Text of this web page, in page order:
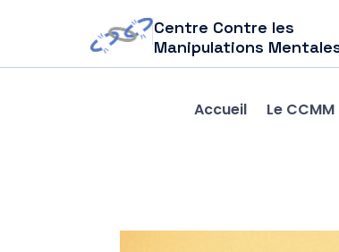
Centre Contre les
Manipulations
Accueil Le CCMM